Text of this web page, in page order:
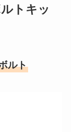
トキッ
ルト